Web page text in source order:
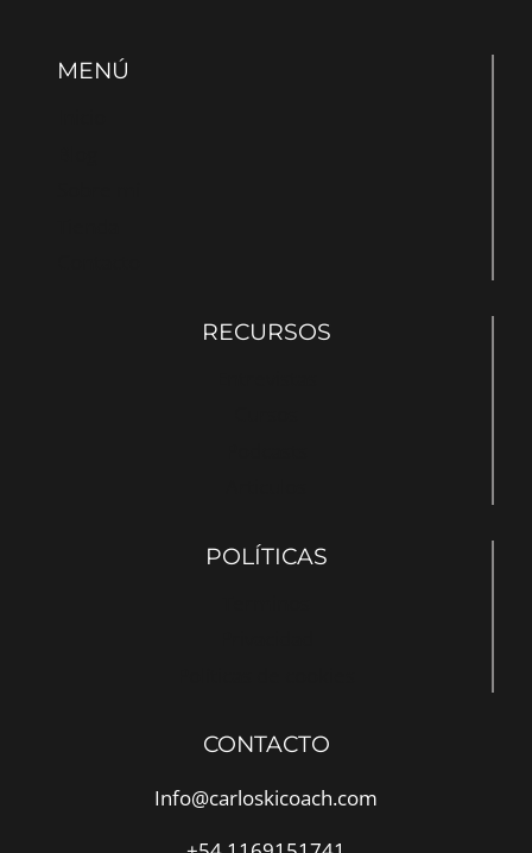
MENÚ
RECURSOS
POLÍTICAS
CONTACTO
Info@carloskicoach.com